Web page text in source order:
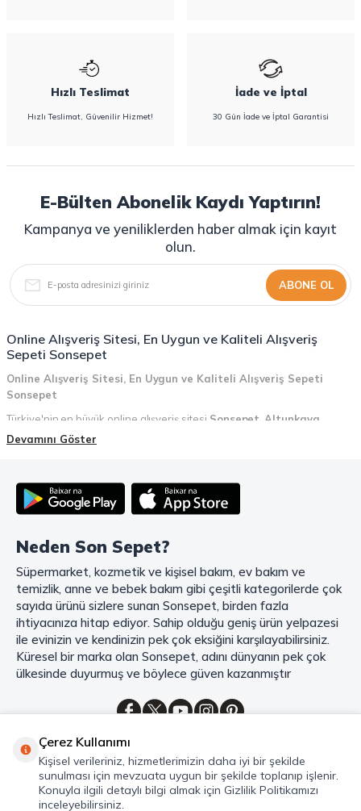
Hızlı Teslimat
Hızlı Teslimat, Güvenilir Hizmet!
İade ve İptal
30 Gün İade ve İptal Garantisi
E-Bülten Abonelik Kaydı Yaptırın!
Kampanya ve yeniliklerden haber almak için kayıt
olun.
ABONE OL
Online Alışveriş Sitesi, En Uygun ve Kaliteli Alışveriş
Sepeti Sonsepet
Online Alışveriş Sitesi, En Uygun ve Kaliteli Alışveriş Sepeti
Sonsepet
Türkiye'nin en büyük online alışveriş sitesi Sonsepet Altunkaya
Holdinggüvencesiyle hizmet vermektedir! Sonsepet, online alışveriş
teslimat ve güvenli ödeme seçenekleriyle, alışveriş yaparken
zamanınızı ve paranızı en verimli şekilde kullanırsınız.
Mahmood Coffee ile Kahve Keyfinizi Sonsepet'te Yaşayın!
Mahmood Coffee markasının eşsiz lezzetleriyle tanışın ve kahve
keyfinizi doruklara çıkarın. Filtre ve çekirdek kahve, kapsül kahve,
granül kahve, gold kahve, klasik kahve ve Türk kahvesi gibi birbirinden
lezzetli seçenekler arasından favorinizi seçin. Eğer pratik ve hızlı bir
kahve arıyorsanız, hazır Türk kahvesi ve cappuccino gibi seçenekler de
sizleri bekliyor. Sıcak çikolata ve kahve kreması ile kahve keyfinize
lezzet katabilirsiniz. Kahve tutkunlarının vazgeçilmezi olan bu ürünler,
keşfedin ve kahve keyfinizi doyasıya yaşayın!
Çayın büyülü dünyasına hoş geldiniz! Sonsepet, çay tutkunlarının
hayallerini süsleyenMahmood Teaçeşitlerini sizlerle buluşturuyor.
Seylan Çayı'nın benzersiz lezzetiyle tanışın ve çay demlemenin tadını
baştan yaşayın. Dökme çayın gizemli aroması ve sallama çayın taze
Devamını Göster
Neden Son Sepet?
Süpermarket, kozmetik ve kişisel bakım, ev bakım ve
temizlik, anne ve bebek bakım gibi çeşitli kategorilerde çok
sayıda ürünü sizlere sunan Sonsepet, birden fazla
ihtiyacınıza hitap ediyor. Sahip olduğu geniş ürün yelpazesi
ile evinizin ve kendinizin pek çok eksiğini karşılayabilirsiniz.
Küresel bir marka olan Sonsepet, adını dünyanın pek çok
ülkesinde duyurmuş ve böylece güven kazanmıştır
Kategoriler
Hızlı Erişim
Çerez Kullanımı
Kişisel verileriniz, hizmetlerimizin daha iyi bir şekilde
sunulması için mevzuata uygun bir şekilde toplanıp işlenir.
Konuyla ilgili detaylı bilgi almak için Gizlilik Politikamızı
inceleyebilirsiniz.